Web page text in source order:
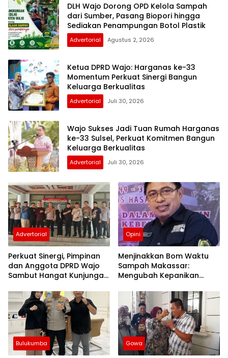
DLH Wajo Dorong OPD Kelola Sampah
dari Sumber, Pasang Biopori hingga
Sediakan Penampungan Botol Plastik
Advertorial Agustus 2, 2026
Ketua DPRD Wajo: Harganas ke-33
Momentum Perkuat Sinergi Bangun
Keluarga Berkualitas
Advertorial Juli 30, 2026
Wajo Sukses Jadi Tuan Rumah Harganas
ke-33 Sulsel, Perkuat Komitmen Bangun
Keluarga Berkualitas
Advertorial Juli 30, 2026
Advertorial
Perkuat Sinergi, Pimpinan
dan Anggota DPRD Wajo
Sambut Hangat Kunjungan
yang Baru
Opini
Menjinakkan Bom Waktu
Sampah Makassar:
Mengubah Kepanikan
Berbasis RT
Bulukumba Gowa